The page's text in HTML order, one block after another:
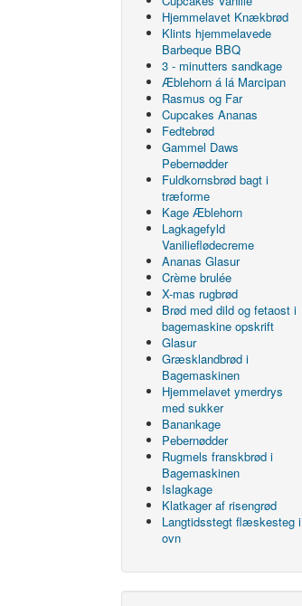
Hjemmelavet Knækbrød
Klints hjemmelavede
Barbeque BBQ
3 - minutters sandkage
Æblehorn á lá Marcipan
Rasmus og Far
Cupcakes Ananas
Fedtebrød
Gammel Daws
Pebernødder
Fuldkornsbrød bagt i
træforme
Kage Æblehorn
Lagkagefyld
Vanilieflødecreme
Ananas Glasur
Crème brulée
X-mas rugbrød
Brød med dild og fetaost i
bagemaskine opskrift
Glasur
Græsklandbrød i
Bagemaskinen
Hjemmelavet ymerdrys
med sukker
Banankage
Pebernødder
Rugmels franskbrød i
Bagemaskinen
Islagkage
Klatkager af risengrød
Langtidsstegt flæskesteg i
ovn